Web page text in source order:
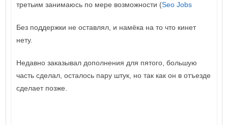
третьим занимаюсь по мере возможности (Seo Jobs
Без поддержки не оставлял, и намёка на то что кинет
нету.
Недавно заказывал дополнения для пятого, большую
часть сделал, осталось пару штук, но так как он в отъезде
сделает позже.